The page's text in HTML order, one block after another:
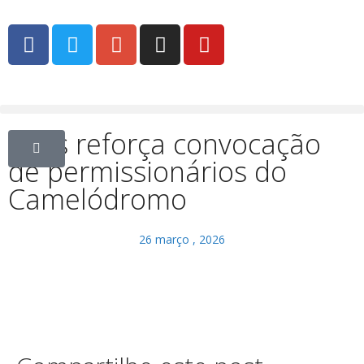
Seds reforça convocação
de permissionários do
Camelódromo
26 março , 2026